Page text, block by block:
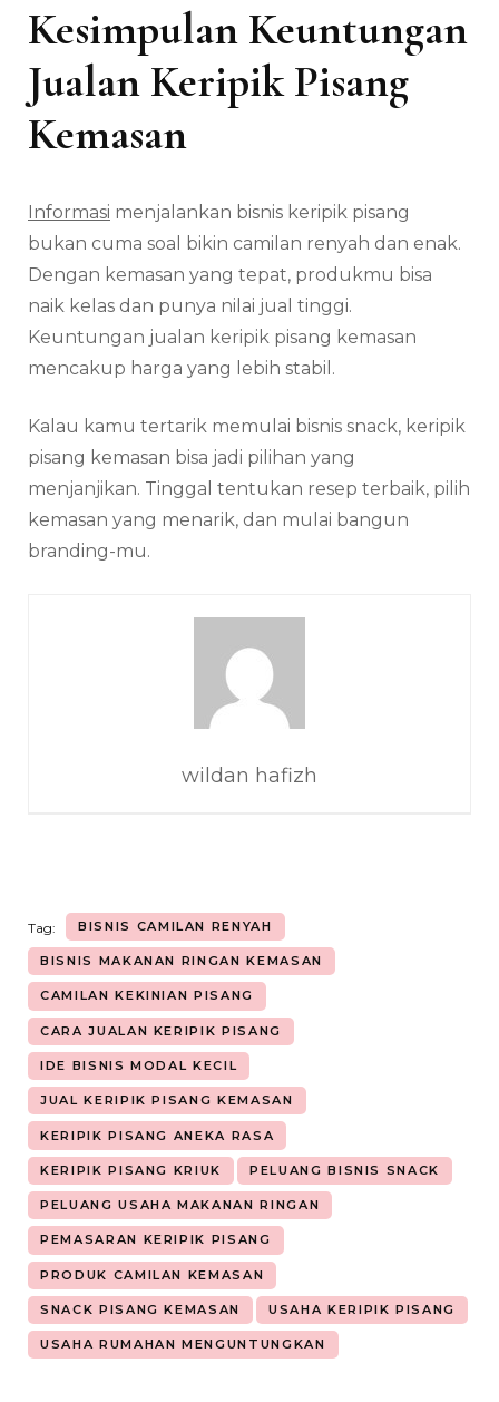
Kesimpulan Keuntungan
Jualan Keripik Pisang
Kemasan
Informasi menjalankan bisnis keripik pisang
bukan cuma soal bikin camilan renyah dan enak.
Dengan kemasan yang tepat, produkmu bisa
naik kelas dan punya nilai jual tinggi.
Keuntungan jualan keripik pisang kemasan
mencakup harga yang lebih stabil.
Kalau kamu tertarik memulai bisnis snack, keripik
pisang kemasan bisa jadi pilihan yang
menjanjikan. Tinggal tentukan resep terbaik, pilih
kemasan yang menarik, dan mulai bangun
branding-mu.
wildan hafizh
Tag: BISNIS CAMILAN RENYAH
BISNIS MAKANAN RINGAN KEMASAN
CAMILAN KEKINIAN PISANG
CARA JUALAN KERIPIK PISANG
IDE BISNIS MODAL KECIL
JUAL KERIPIK PISANG KEMASAN
KERIPIK PISANG ANEKA RASA
KERIPIK PISANG KRIUK PELUANG BISNIS SNACK
PELUANG USAHA MAKANAN RINGAN
PEMASARAN KERIPIK PISANG
PRODUK CAMILAN KEMASAN
SNACK PISANG KEMASAN USAHA KERIPIK PISANG
USAHA RUMAHAN MENGUNTUNGKAN